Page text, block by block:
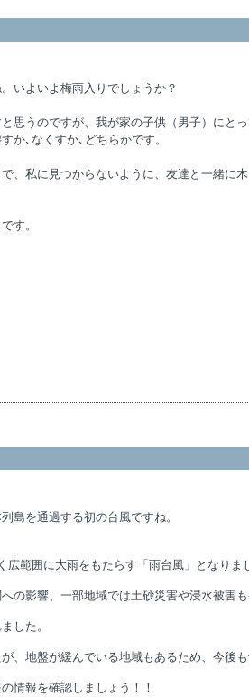
いよいよ梅雨入りでしょうか？
思うのですが、我が家の子供（男子）にと
か､なくすか､どちらかです。
、私に見つからないように、友達と一緒に
す。
島を通過する初の台風ですね。
広範囲に大雨をもたらす「雨台風」となりま
の影響、一部地域では土砂災害や浸水被害
した。
、地盤が緩んでいる地域もあるため、今後
情報を確認しましょう！！